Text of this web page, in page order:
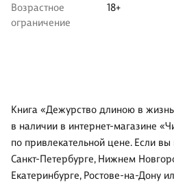
Возрастное
ограничение
18+
Книга «Дежурство длиною в
в наличии в интернет-магазине
по привлекательной цене. Если
Санкт-Петербурге, Нижнем
Екатеринбурге, Ростове-на-Дону